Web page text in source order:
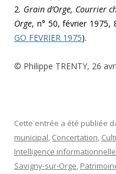
2. Grain d’Orge, Courrier
Orge, n° 50, février 1975,
GO FEVRIER 1975).
© Philippe TRENTY, 26
Cette entrée a été publiée
municipal, Concertation,
Intelligence informationnelle
Savigny-sur-Orge,